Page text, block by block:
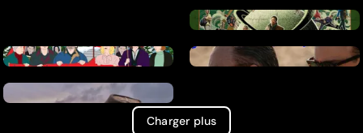
Charger plus